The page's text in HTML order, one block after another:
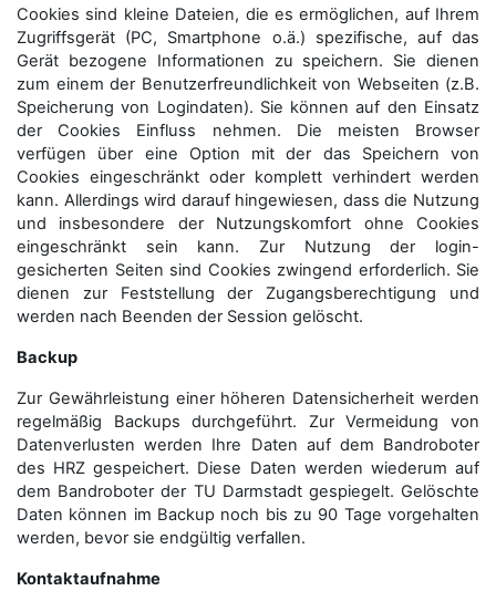
Cookies sind kleine Dateien, die es ermöglichen, auf Ihrem
Zugriffsgerät (PC, Smartphone o.ä.) spezifische, auf das
Gerät bezogene Informationen zu speichern. Sie dienen
zum einem der Benutzerfreundlichkeit von Webseiten (z.B.
Speicherung von Logindaten). Sie können auf den Einsatz
der Cookies Einfluss nehmen. Die meisten Browser
verfügen über eine Option mit der das Speichern von
Cookies eingeschränkt oder komplett verhindert werden
kann. Allerdings wird darauf hingewiesen, dass die Nutzung
und insbesondere der Nutzungskomfort ohne Cookies
eingeschränkt sein kann. Zur Nutzung der login-
gesicherten Seiten sind Cookies zwingend erforderlich. Sie
dienen zur Feststellung der Zugangs­berechtigung und
werden nach Beenden der Session gelöscht.
Backup
Zur Gewährleistung einer höheren Datensicherheit werden
regelmäßig Backups durchgeführt. Zur Vermeidung von
Datenverlusten werden Ihre Daten auf dem Bandroboter
des HRZ gespeichert. Diese Daten werden wiederum auf
dem Bandroboter der TU Darmstadt gespiegelt. Gelöschte
Daten können im Backup noch bis zu 90 Tage vorgehalten
werden, bevor sie endgültig verfallen.
Kontaktaufnahme